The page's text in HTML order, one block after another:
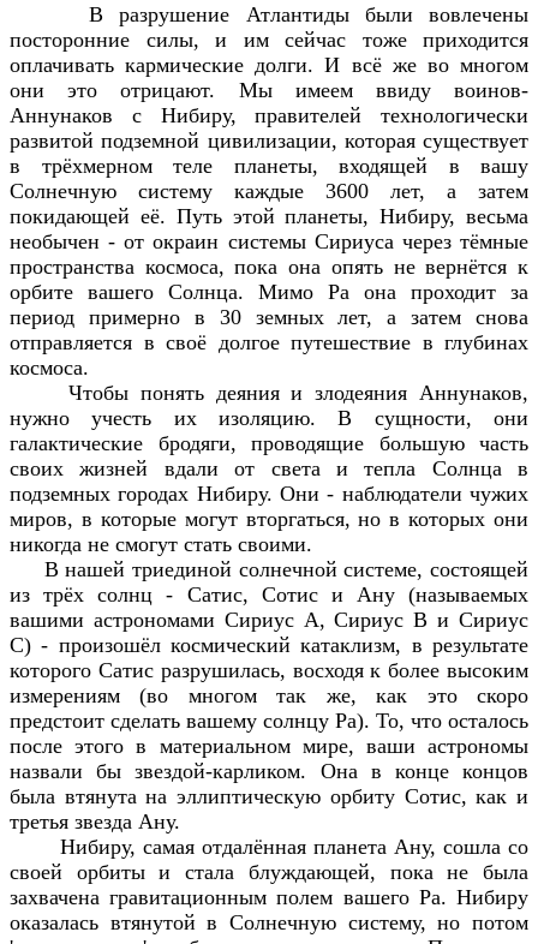
В разрушение Атлантиды были вовлечены
посторонние силы, и им сейчас тоже приходится
оплачивать кармические долги. И всё же во многом
они это отрицают. Мы имеем ввиду воинов-
Аннунаков с Нибиру, правителей технологически
развитой подземной цивилизации, которая существует
в трёхмерном теле планеты, входящей в вашу
Солнечную систему каждые 3600 лет, а затем
покидающей её. Путь этой планеты, Нибиру, весьма
необычен - от окраин системы Сириуса через тёмные
пространства космоса, пока она опять не вернётся к
орбите вашего Солнца. Мимо Ра она проходит за
период примерно в 30 земных лет, а затем снова
отправляется в своё долгое путешествие в глубинах
космоса.
Чтобы понять деяния и злодеяния Аннунаков,
нужно учесть их изоляцию. В сущности, они
галактические бродяги, проводящие большую часть
своих жизней вдали от света и тепла Солнца в
подземных городах Нибиру. Они - наблюдатели чужих
миров, в которые могут вторгаться, но в которых они
никогда не смогут стать своими.
В нашей триединой солнечной системе, состоящей
из трёх солнц - Сатис, Сотис и Ану (называемых
вашими астрономами Сириус А, Сириус В и Сириус
С) - произошёл космический катаклизм, в результате
которого Сатис разрушилась, восходя к более высоким
измерениям (во многом так же, как это скоро
предстоит сделать вашему солнцу Ра). То, что осталось
после этого в материальном мире, ваши астрономы
назвали бы звездой-карликом. Она в конце концов
была втянута на эллиптическую орбиту Сотис, как и
третья звезда Ану.
Нибиру, самая отдалённая планета Ану, сошла со
своей орбиты и стала блуждающей, пока не была
захвачена гравитационным полем вашего Ра. Нибиру
оказалась втянутой в Солнечную систему, но потом